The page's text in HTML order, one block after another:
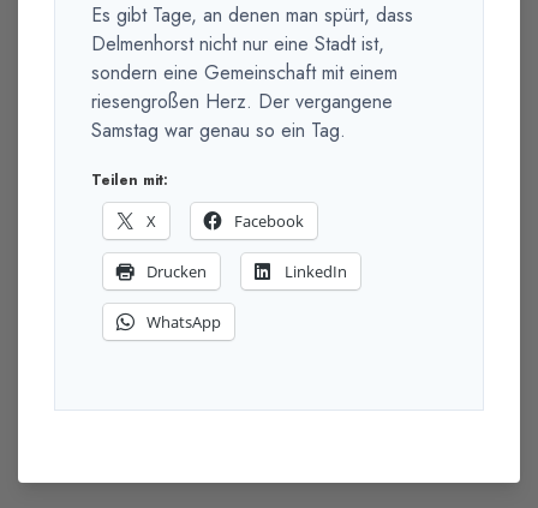
Es gibt Tage, an denen man spürt, dass
Delmenhorst nicht nur eine Stadt ist,
sondern eine Gemeinschaft mit einem
riesengroßen Herz. Der vergangene
Samstag war genau so ein Tag.
Teilen mit:
X
Facebook
Drucken LinkedIn
WhatsApp